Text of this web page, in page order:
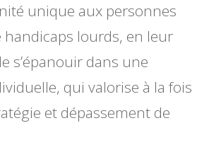
unique aux personnes
handicaps lourds, en leur
s’épanouir dans une
qui valorise à la fois
et dépassement de